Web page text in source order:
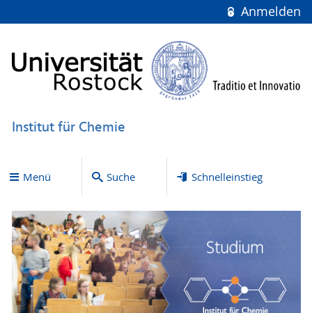
Anmelden
Institut für Chemie
Menü Suche Schnelleinstieg